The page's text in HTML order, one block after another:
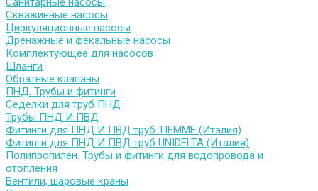
Скважинные насосы
Циркуляционные насосы
Дренажные и фекальные насосы
Комплектующее для насосов
Шланги
Обратные клапаны
ПНД. Трубы и фитинги
Седелки для труб ПНД
Трубы ПНД И ПВД
Фитинги для ПНД И ПВД труб TIEMME (Италия)
Фитинги для ПНД И ПВД труб UNIDELTA (Италия)
Полипропилен. Трубы и фитинги для водопровода и
отопления
Вентили, шаровые краны